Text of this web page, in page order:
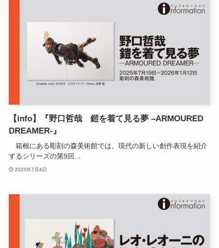
【info】『野口哲哉 鎧を着て見る夢 –ARMOURED
DREAMER-』
箱根にある彫刻の森美術館では、現代の新しい創作表現を紹介
するシリーズの第9回...
2025年7月4日